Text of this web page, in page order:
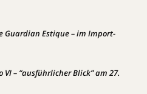
Guardian Estique – im Import-
VI – “ausführlicher Blick” am 27.